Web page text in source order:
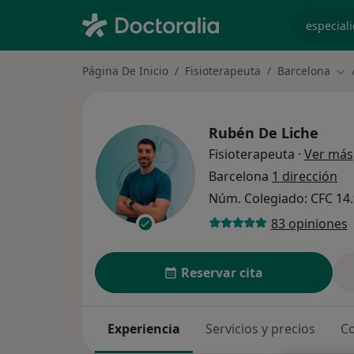
Página De Inicio Fisioterapeuta Barcelona
Rubén De Liche
Fisioterapeuta · Ver más
Barcelona 1 dirección
Núm. Colegiado: CFC
83 opiniones
Reservar cita
Experiencia Servicios y precios